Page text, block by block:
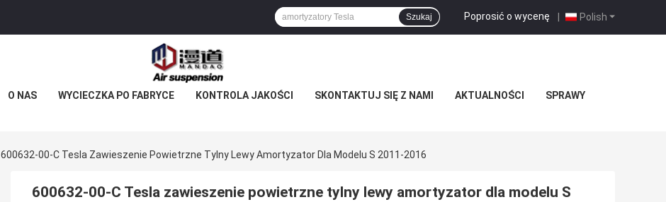
Polish
Poprosić o wycenę |
Szukaj
O NAS WYCIECZKA PO FABRYCE KONTROLA JAKOŚCI SKONTAKTUJ SIĘ Z NAMI AKTUALNOŚCI SPRAWY
600632-00-C Tesla Zawieszenie Powietrzne Tylny Lewy Amortyzator Dla Modelu S 2011-2016
600632-00-C Tesla zawieszenie powietrzne tylny lewy amortyzator dla modelu S